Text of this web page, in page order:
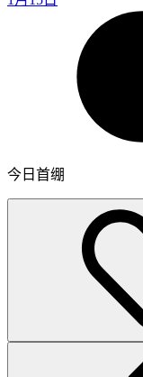
今日首绷